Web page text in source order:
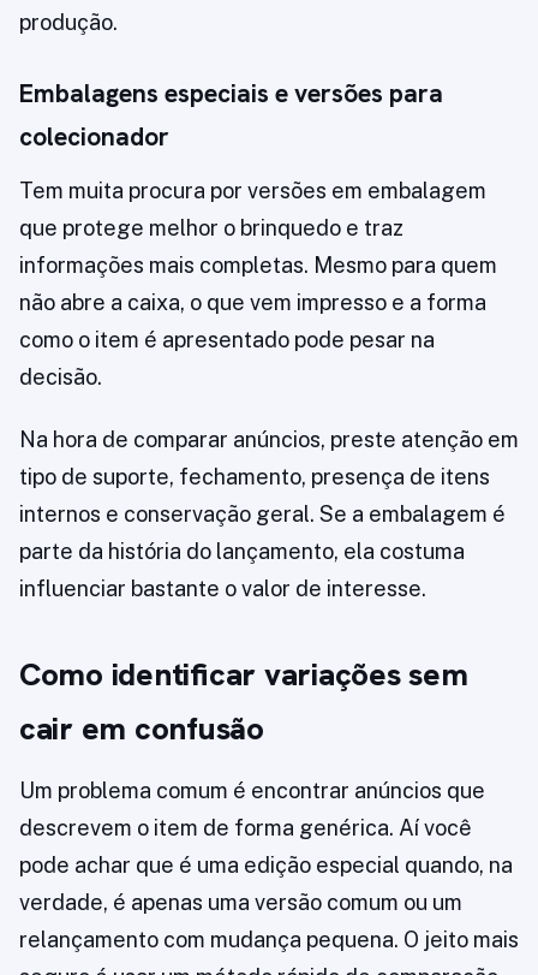
produção.
Embalagens especiais e versões para
colecionador
Tem muita procura por versões em embalagem
que protege melhor o brinquedo e traz
informações mais completas. Mesmo para quem
não abre a caixa, o que vem impresso e a forma
como o item é apresentado pode pesar na
decisão.
Na hora de comparar anúncios, preste atenção em
tipo de suporte, fechamento, presença de itens
internos e conservação geral. Se a embalagem é
parte da história do lançamento, ela costuma
influenciar bastante o valor de interesse.
Como identificar variações sem
cair em confusão
Um problema comum é encontrar anúncios que
descrevem o item de forma genérica. Aí você
pode achar que é uma edição especial quando, na
verdade, é apenas uma versão comum ou um
relançamento com mudança pequena. O jeito mais